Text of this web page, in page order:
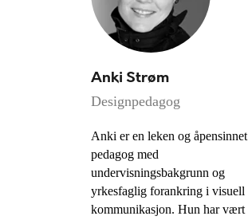
Anki Strøm
Designpedagog
Anki er en leken og åpensinnet
pedagog med
undervisningsbakgrunn og
yrkesfaglig forankring i visuell
kommunikasjon. Hun har vært